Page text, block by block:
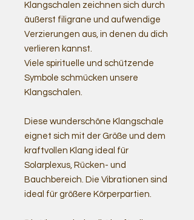
Klangschalen zeichnen sich durch
äußerst filigrane und aufwendige
Verzierungen aus, in denen du dich
verlieren kannst.
Viele spirituelle und schützende
Symbole schmücken unsere
Klangschalen.
Diese wunderschöne Klangschale
eignet sich mit der Größe und dem
kraftvollen Klang ideal für
Solarplexus, Rücken- und
Bauchbereich. Die Vibrationen sind
ideal für größere Körperpartien.